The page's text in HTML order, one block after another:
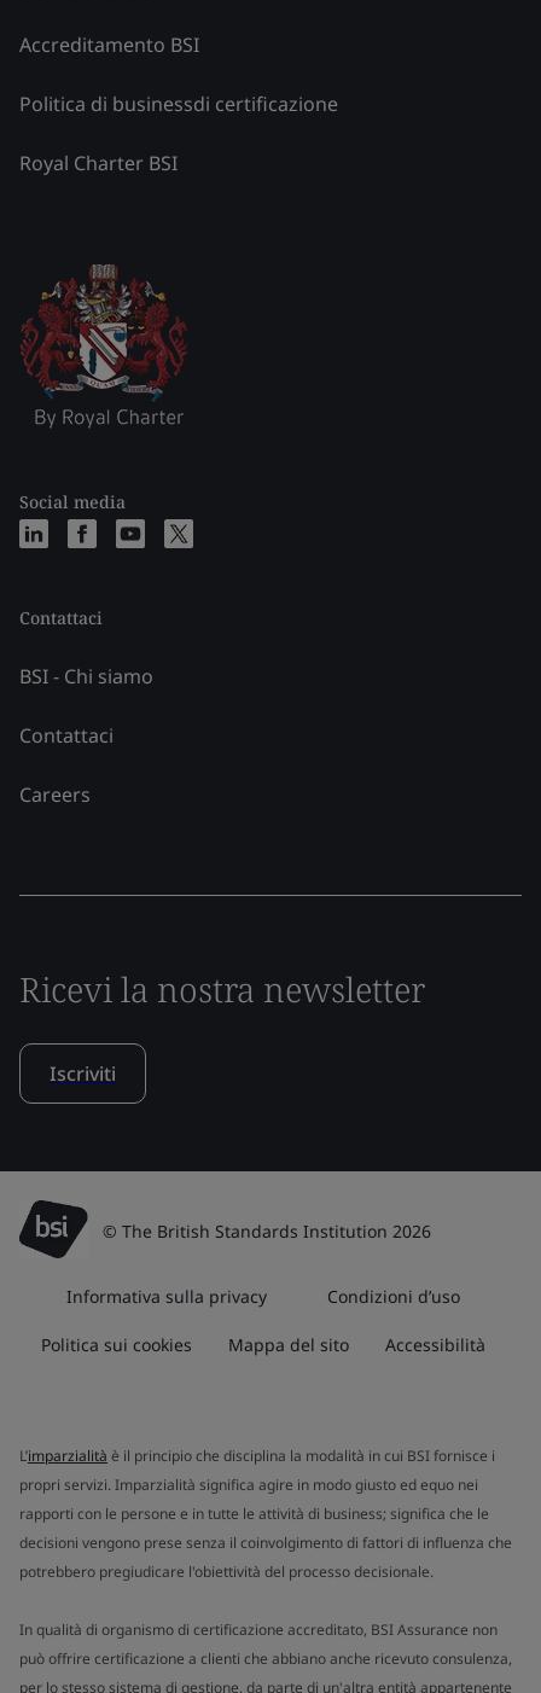
Accreditamento BSI
Politica di businessdi certificazione
Royal Charter BSI
Social media
Contattaci
BSI - Chi siamo
Contattaci
Careers
Ricevi la nostra newsletter
Iscriviti
© The British Standards Institution 2026
Informativa sulla privacy Condizioni d’uso
Politica sui cookies Mappa del sito Accessibilità
L’imparzialità è il principio che disciplina la modalità in cui BSI fornisce i
propri servizi. Imparzialità significa agire in modo giusto ed equo nei
rapporti con le persone e in tutte le attività di business; significa che le
decisioni vengono prese senza il coinvolgimento di fattori di influenza che
potrebbero pregiudicare l'obiettività del processo decisionale.
In qualità di organismo di certificazione accreditato, BSI Assurance non
può offrire certificazione a clienti che abbiano anche ricevuto consulenza,
per lo stesso sistema di gestione, da parte di un'altra entità appartenente